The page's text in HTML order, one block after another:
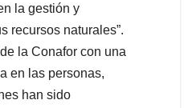
la gestión y
recursos naturales”.
la Conafor con una
en las personas,
han sido